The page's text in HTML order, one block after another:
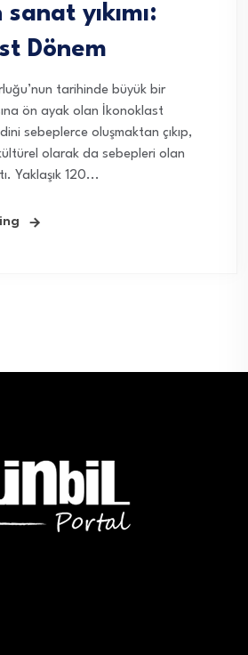
sanat yıkımı:
Dönem
tarihinde büyük bir
ön ayak olan İkonoklast
sebeplerce oluşmaktan çıkıp,
olarak da sebepleri olan
Yaklaşık 120...